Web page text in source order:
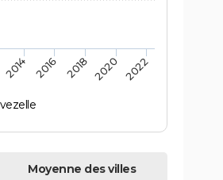
2014 2016 2018 2020 2022
Moyenne des villes